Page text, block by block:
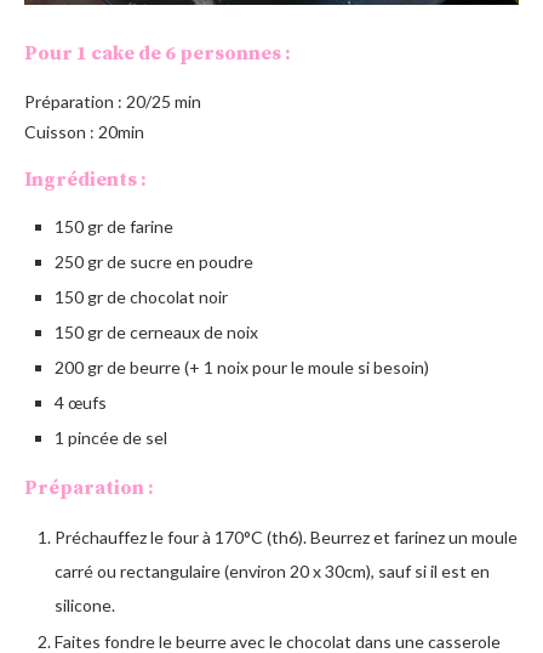
Pour 1 cake de 6 personnes :
Préparation : 20/25 min
Cuisson : 20min
Ingrédients :
150 gr de farine
250 gr de sucre en poudre
150 gr de chocolat noir
150 gr de cerneaux de noix
200 gr de beurre (+ 1 noix pour le moule si besoin)
4 œufs
1 pincée de sel
Préparation :
Préchauffez le four à 170°C (th6). Beurrez et farinez un moule
carré ou rectangulaire (environ 20 x 30cm), sauf si il est en
silicone.
Faites fondre le beurre avec le chocolat dans une casserole